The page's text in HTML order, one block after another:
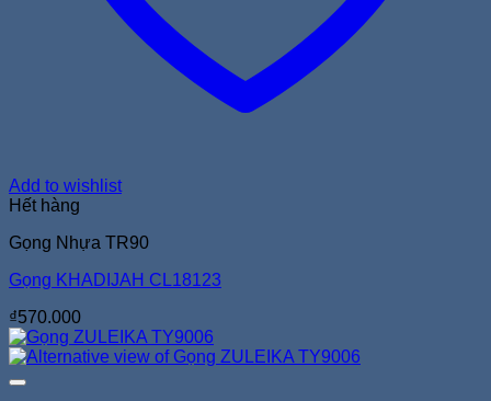
Add to wishlist
Hết hàng
Gọng Nhựa TR90
Gọng KHADIJAH CL18123
₫570.000